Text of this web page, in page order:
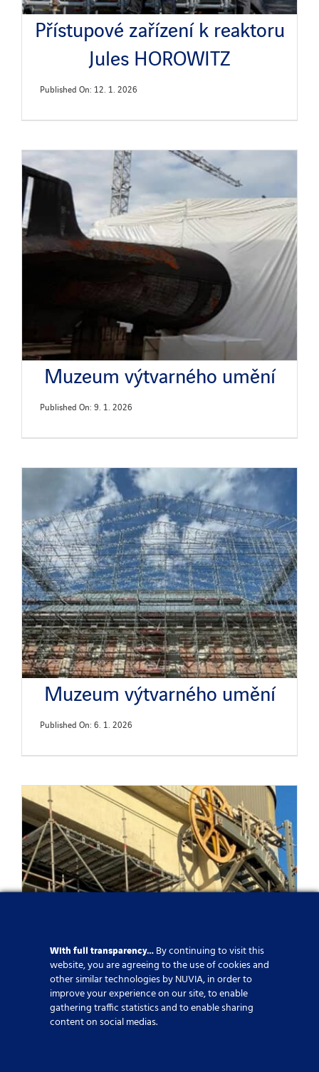
Přístupové zařízení k reaktoru
Jules HOROWITZ
Published On: 12. 1. 2026
Muzeum výtvarného umění
Published On: 9. 1. 2026
Muzeum výtvarného umění
Published On: 6. 1. 2026
Lanovka Salève
With full transparency… By continuing to visit this
website, you are agreeing to the use of cookies and
other similar technologies by NUVIA, in order to
improve your experience on our site, to enable
gathering traffic statistics and to enable sharing
content on social medias.